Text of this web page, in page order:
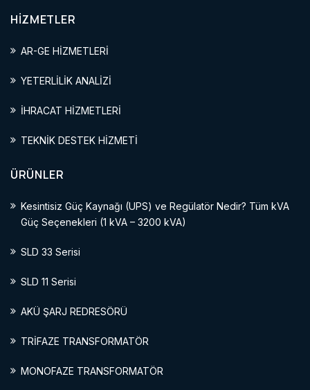
HİZMETLER
AR-GE HİZMETLERİ
YETERLİLİK ANALİZİ
İHRACAT HİZMETLERİ
TEKNİK DESTEK HİZMETİ
ÜRÜNLER
Kesintisiz Güç Kaynağı (UPS) ve Regülatör Nedir? Tüm kVA
Güç Seçenekleri (1 kVA – 3200 kVA)
SLD 33 Serisi
SLD 11 Serisi
AKÜ ŞARJ REDRESÖRÜ
TRİFAZE TRANSFORMATÖR
MONOFAZE TRANSFORMATÖR